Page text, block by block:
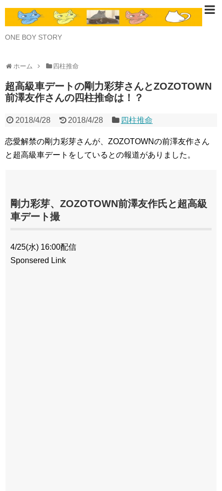
ONE BOY STORY
ホーム 四柱推命
超高級車デートの剛力彩芽さんとZOZOTOWN
前澤友作さんの四柱推命は！？
2018/4/28 2018/4/28 四柱推命
恋愛解禁の剛力彩芽さんが、ZOZOTOWNの前澤友作さん
と超高級車デートをしているとの報道がありました。
剛力彩芽、ZOZOTOWN前澤友作氏と超高級
車デート撮
4/25(水) 16:00配信
Sponsered Link